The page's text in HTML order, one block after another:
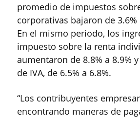
promedio de impuestos
corporativas bajaron de 3.6%
En el mismo periodo, los
impuesto sobre la renta
aumentaron de 8.8% a 8.9%
de IVA, de 6.5% a 6.8%.
“Los contribuyentes
encontrando maneras de